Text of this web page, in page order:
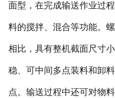
面型，在完成输送作业过
料的搅拌、混合等功能。
相比，具有整机截面尺寸
稳、可中间多点装料和卸
点。输送过程中还可对物